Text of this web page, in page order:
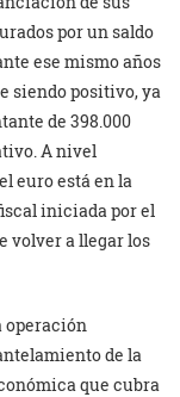
por un saldo
ese mismo años
siendo positivo, ya
de 398.000
A nivel
euro está en la
iniciada por el
volver a llegar los
operación
de la
que cubra